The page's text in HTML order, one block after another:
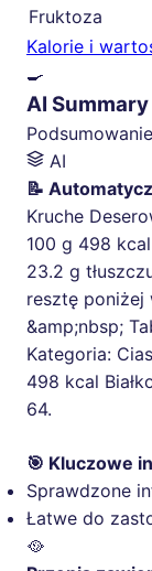
Fruktoza
Kalorie i
🍳
AI Summary
AI
📝
Kruche
100 g 498
23.2 g
resztę
&amp;nbsp;
Kategoria:
498 kcal
64.
🎯 Kluczowe
Sprawdzone
Łatwe do
🥘